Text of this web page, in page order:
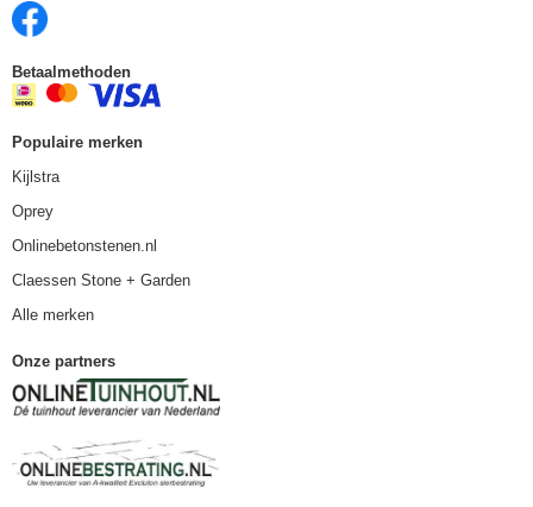
Betaalmethoden
Populaire merken
Kijlstra
Oprey
Onlinebetonstenen.nl
Claessen Stone + Garden
Alle merken
Onze partners